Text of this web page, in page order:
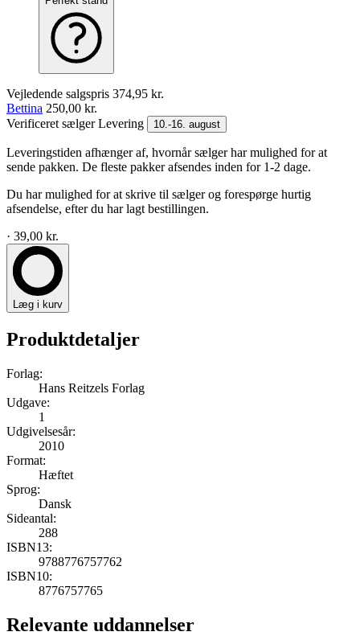
Vejledende salgspris 374,95 kr.
Bettina 250,00 kr.
Verificeret sælgerLevering 10.-16. august
Leveringstiden afhænger af, hvornår sælger har mulighed for at
sende pakken. De fleste pakker afsendes inden for 1-2 dage.
Du har mulighed for at skrive til sælger og forespørge hurtig
afsendelse, efter du har lagt bestillingen.
· 39,00 kr.
Læg i kurv
Produktdetaljer
Forlag:
Hans Reitzels Forlag
Udgave:
1
Udgivelsesår:
2010
Format:
Hæftet
Sprog:
Dansk
Sideantal:
288
ISBN13:
9788776757762
ISBN10:
8776757765
Relevante uddannelser